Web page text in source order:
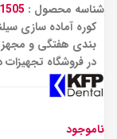
شناسه محصول : 1505#
در فروشگاه
ناموجود